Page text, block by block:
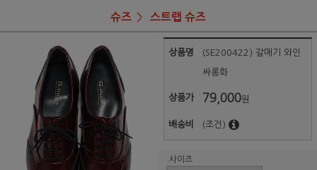
슈즈 스트랩 슈즈
상품명 (SE200422) 갈매기 와인
싸롱화
상품가 79,000원
배송비 (조건)
사이즈